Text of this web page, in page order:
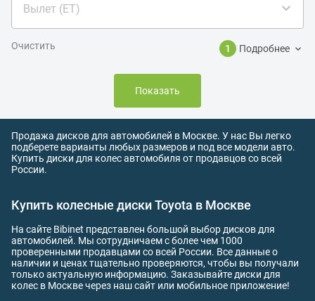
Вылет (ET)
Очистить 1 Подробнее
Показать
Продажа дисков для автомобилей в Москве. У нас Вы легко
подберете варианты любых размеров и под все модели авто.
Купить диски для колес автомобиля от продавцов со всей
России.
Купить колесные диски Toyota в Москве
На сайте Bibinet представлен большой выбор дисков для
автомобилей. Мы сотрудничаем с более чем 1000
проверенными продавцами со всей России. Все данные о
наличии и ценах тщательно проверяются, чтобы вы получали
только актуальную информацию. Заказывайте диски для
колес в Москве через наш сайт или мобильное приложение!